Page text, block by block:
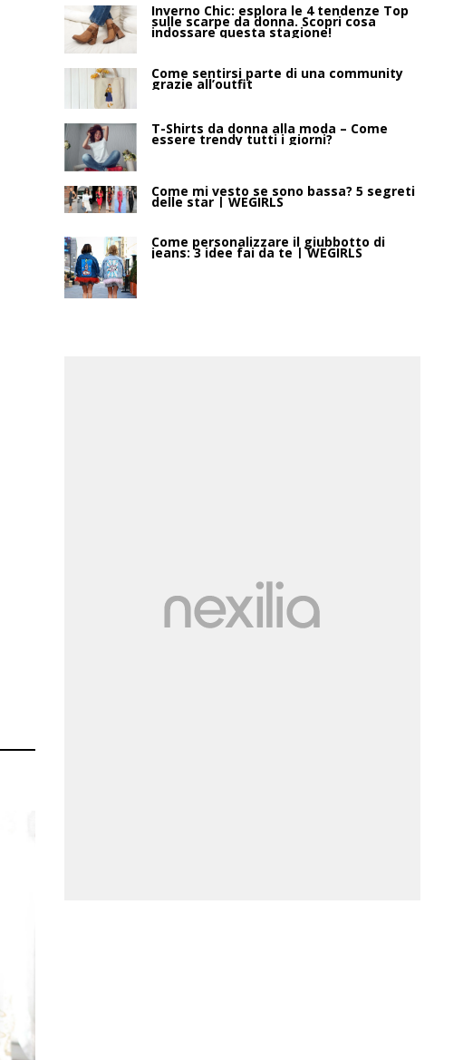
Inverno Chic: esplora le 4 tendenze Top
sulle scarpe da donna. Scopri cosa
indossare questa stagione!
Come sentirsi parte di una community
grazie all’outfit
T-Shirts da donna alla moda – Come
essere trendy tutti i giorni?
Come mi vesto se sono bassa? 5 segreti
delle star | WEGIRLS
Come personalizzare il giubbotto di
jeans: 3 idee fai da te | WEGIRLS